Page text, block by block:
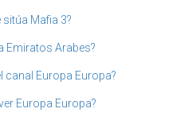
sitúa Mafia 3?
Emiratos Arabes?
canal Europa Europa?
Europa Europa?